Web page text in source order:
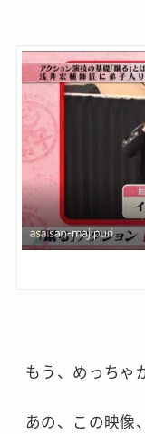
もう、めっちゃ
あの、この映像